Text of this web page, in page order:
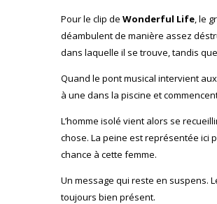
Pour le clip de Wonderful Life, le
déambulent de manière assez
dans laquelle il se trouve, tandis
Quand le pont musical intervient
à une dans la piscine et
L’homme isolé vient alors se
chose. La peine est représentée ici
chance à cette femme.
Un message qui reste en suspens.
toujours bien présent.